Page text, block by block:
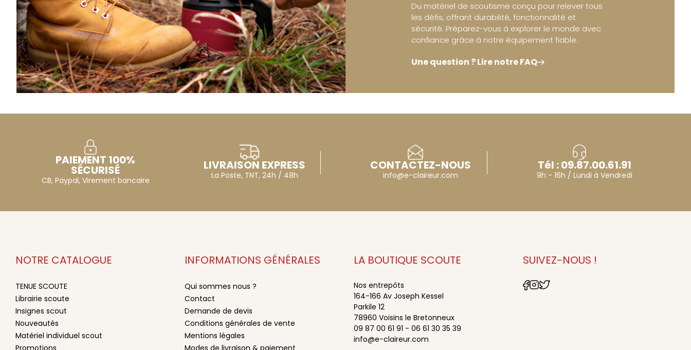
Du matériel de scoutisme conçu pour relever tous
les défis, offrant durabilité, fonctionnalité et
sécurité. Préparez-vous à explorer le monde avec
confiance grâce à notre équipement fiable.
Une question ? Lire notre FAQ
PAIEMENT 100%
SÉCURISÉ
CB, Paypal, Virement bancaire
LIVRAISON EXPRESS
La Poste, TNT, 24h / 48h
CONTACTEZ-NOUS
info@e-claireur.com
Tél : 09.87.00.61.91
9h - 16h / Lundi à Vendredi
NOTRE CATALOGUE
TENUE SCOUTE
Librairie scoute
Insignes scout
Nouveautés
Matériel individuel scout
Promotions
INFORMATIONS GÉNÉRALES
Qui sommes nous ?
Contact
Demande de devis
Conditions générales de vente
Mentions légales
Modes de livraison & paiement
LA BOUTIQUE SCOUTE
Nos entrepôts
164-166 Av Joseph Kessel
Parkile 12
78960 Voisins le Bretonneux
09 87 00 61 91 - 06 61 30 35 39
info@e-claireur.com
SUIVEZ-NOUS !